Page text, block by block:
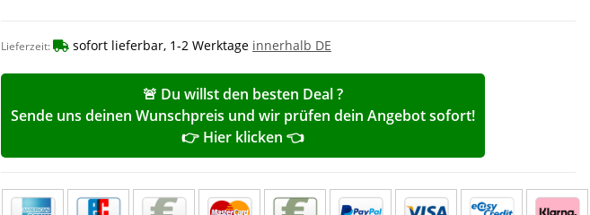
Lieferzeit: sofort lieferbar, 1-2 Werktage innerhalb DE
🚨 Du willst den besten Deal ?
Sende uns deinen Wunschpreis und wir prüfen dein Angebot sofort!
👉 Hier klicken 👈